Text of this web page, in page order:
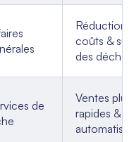
Réduction
coûts &
des
de
Ventes plus
rapides &
automatisés